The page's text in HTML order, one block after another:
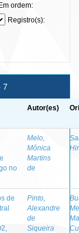
ordem:
Registro(s):
7
Autor(es)
no
Melo,
Mônica
Martins
de
de
Pinto,
Alexandre
de
Siqueira